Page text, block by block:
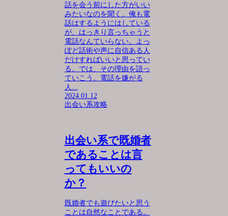
話を会う前にした方がいい
みたいなのを聞く。俺も電
話はするようにはしている
が、はっきり言っちゃうと
電話なんていらない。よっ
ぽど話術や声に自信ある人
だけすればいいと思ってい
る。では、その理由を語っ
ていこう。電話を嫌がる
人...
2024.01.12
出会い系攻略
出会い系で既婚者
であることは言
ってもいいの
か？
既婚者でも遊びたいと思う
ことは自然なことである。